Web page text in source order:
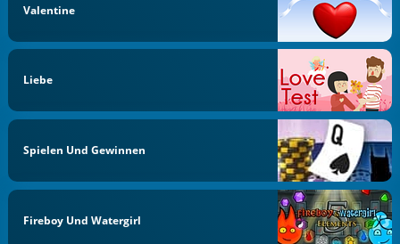
Valentine
Liebe
Spielen Und Gewinnen
Fireboy Und Watergirl